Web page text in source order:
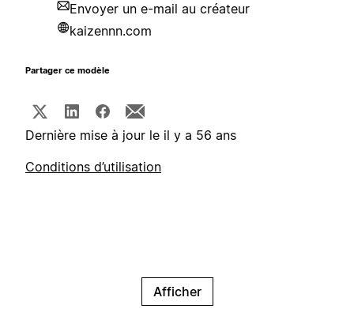
Envoyer un e-mail au créateur
kaizennn.com
Partager ce modèle
Dernière mise à jour le il y a 56 ans
Conditions d’utilisation
Afficher